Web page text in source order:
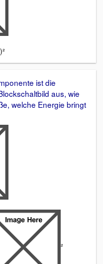
)²
ist die
aus, wie
welche Energie bringt
²